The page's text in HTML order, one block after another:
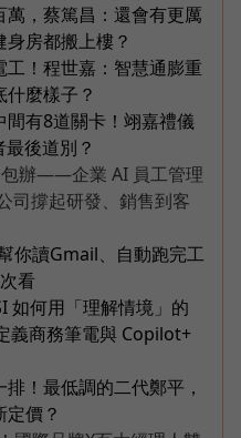
，蔡篤昌：還會有更厲
房都搬上樓？
！程世嘉：智慧通膨重
麼樣子？
有8道關卡！翊嘉禮儀
後道別？
包辦——企業 AI 員工管理
司撐起研發、銷售到客
你讀Gmail、自動跑完工
看
如何用「理解情境」的
義商務筆電與 Copilot+
！最低調的二代鄭平，
價？